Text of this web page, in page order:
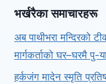
भर्खरैका समाचारहरू
अब पाथीभरा मन्दिरको
मार्गकर्ताको घर–घरमै पु-
हर्कजंग मादेन स्मृति